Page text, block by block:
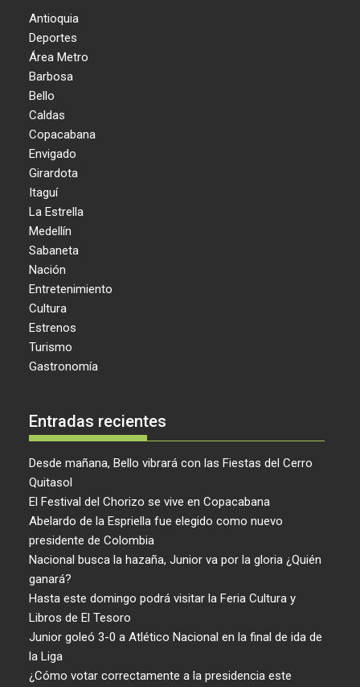
Antioquia
Deportes
Área Metro
Barbosa
Bello
Caldas
Copacabana
Envigado
Girardota
Itaguí
La Estrella
Medellín
Sabaneta
Nación
Entretenimiento
Cultura
Estrenos
Turismo
Gastronomía
Entradas recientes
Desde mañana, Bello vibrará con las Fiestas del Cerro
Quitasol
El Festival del Chorizo se vive en Copacabana
Abelardo de la Espriella fue elegido como nuevo
presidente de Colombia
Nacional busca la hazaña, Junior va por la gloria ¿Quién
ganará?
Hasta este domingo podrá visitar la Feria Cultura y
Libros de El Tesoro
Junior goleó 3-0 a Atlético Nacional en la final de ida de
la Liga
¿Cómo votar correctamente a la presidencia este